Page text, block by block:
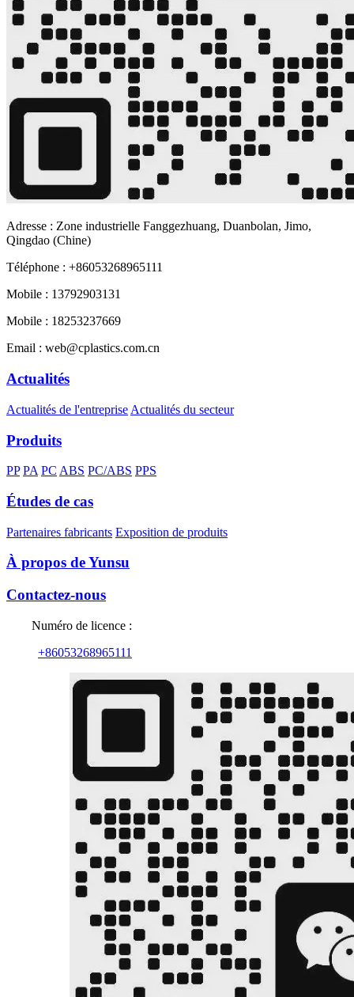
Adresse : Zone industrielle Fanggezhuang, Duanbolan, Jimo,
Qingdao (Chine)
Téléphone : +86053268965111
Mobile : 13792903131
Mobile : 18253237669
Email : web@cplastics.com.cn
Actualités
Actualités de l'entreprise Actualités du secteur
Produits
PP PA PC ABS PC/ABS PPS
Études de cas
Partenaires fabricants Exposition de produits
À propos de Yunsu
Contactez-nous
Numéro de licence :
+86053268965111